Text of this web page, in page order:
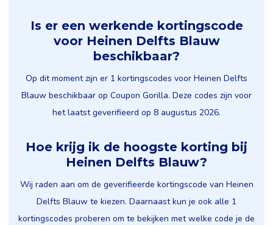
Is er een werkende kortingscode
voor Heinen Delfts Blauw
beschikbaar?
Op dit moment zijn er 1 kortingscodes voor Heinen Delfts
Blauw beschikbaar op Coupon Gorilla. Deze codes zijn voor
het laatst geverifieerd op 8 augustus 2026.
Hoe krijg ik de hoogste korting bij
Heinen Delfts Blauw?
Wij raden aan om de geverifieerde kortingscode van Heinen
Delfts Blauw te kiezen. Daarnaast kun je ook alle 1
kortingscodes proberen om te bekijken met welke code je de